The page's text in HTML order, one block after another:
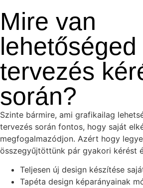
Mire van
tervezés
során?
Szinte bármire, ami grafikailag
tervezés során fontos, hogy saját
megfogalmazódjon. Azért hogy
összegyűjtöttünk pár gyakori kérést
Teljesen új design készítése
Tapéta design képarányainak